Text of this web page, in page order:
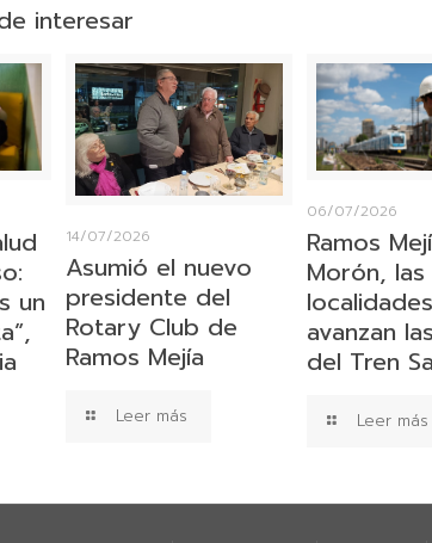
interesar
un
14/07/2026
Asumió el nuevo
presidente del
Rotary Club de
Ramos Mejía
Leer más
06/07/2026
Ramos
Morón, las
avanzan
del Tren
Leer más